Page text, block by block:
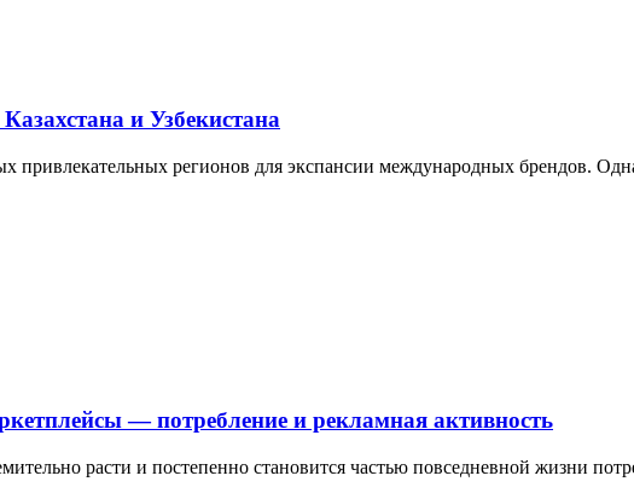
и Узбекистана
привлекательных регионов для экспансии международных брендов.
— потребление и рекламная активность
расти и постепенно становится частью повседневной жизни